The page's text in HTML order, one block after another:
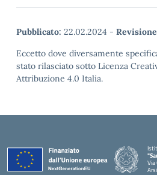
Pubblicato: 22.02.2024 -
Eccetto dove diversamente
stato rilasciato sotto Licenza
Attribuzione 4.0 Italia.
Via